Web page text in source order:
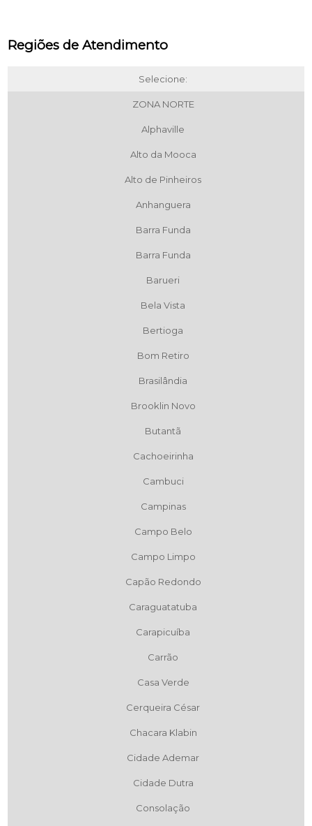
Regiões de Atendimento
Selecione:
ZONA NORTE
Alphaville
Alto da Mooca
Alto de Pinheiros
Anhanguera
Barra Funda
Barra Funda
Barueri
Bela Vista
Bertioga
Bom Retiro
Brasilândia
Brooklin Novo
Butantã
Cachoeirinha
Cambuci
Campinas
Campo Belo
Campo Limpo
Capão Redondo
Caraguatatuba
Carapicuíba
Carrão
Casa Verde
Cerqueira César
Chacara Klabin
Cidade Ademar
Cidade Dutra
Consolação